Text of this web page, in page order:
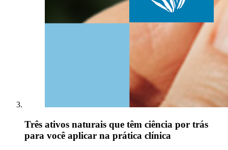
Três ativos naturais que têm ciência por trás
para você aplicar na prática clínica